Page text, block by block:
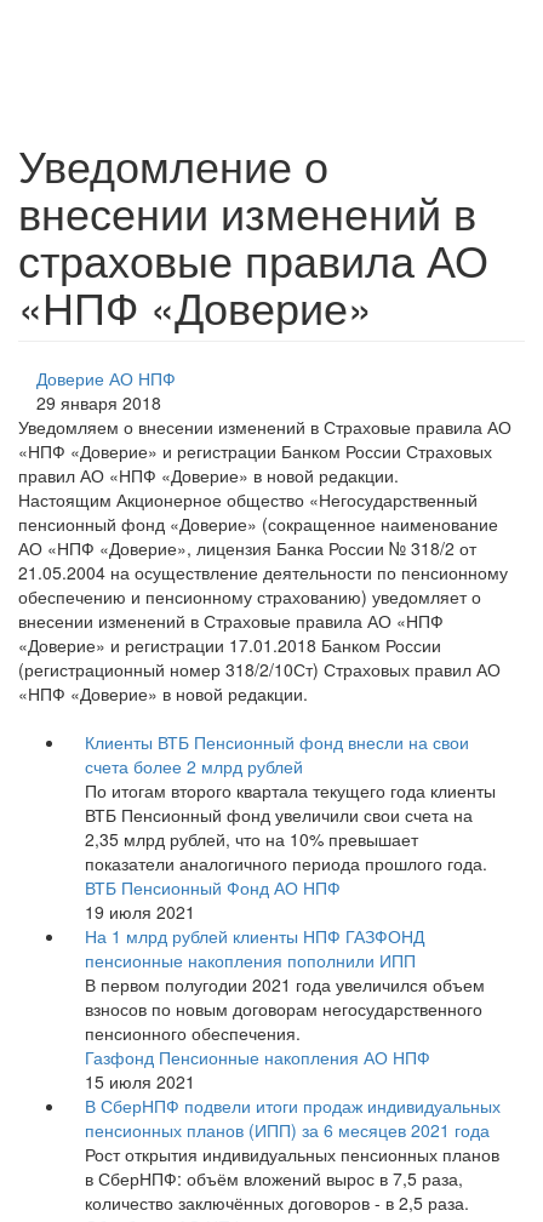
Уведомление о
внесении изменений в
страховые правила АО
«НПФ «Доверие»
Доверие АО НПФ
29 января 2018
Уведомляем о внесении изменений в Страховые правила АО
«НПФ «Доверие» и регистрации Банком России Страховых
правил АО «НПФ «Доверие» в новой редакции.
Настоящим Акционерное общество «Негосударственный
пенсионный фонд «Доверие» (сокращенное наименование
АО «НПФ «Доверие», лицензия Банка России № 318/2 от
21.05.2004 на осуществление деятельности по пенсионному
обеспечению и пенсионному страхованию) уведомляет о
внесении изменений в Страховые правила АО «НПФ
«Доверие» и регистрации 17.01.2018 Банком России
(регистрационный номер 318/2/10Ст) Страховых правил АО
«НПФ «Доверие» в новой редакции.
Клиенты ВТБ Пенсионный фонд внесли на свои
счета более 2 млрд рублей
По итогам второго квартала текущего года клиенты
ВТБ Пенсионный фонд увеличили свои счета на
2,35 млрд рублей, что на 10% превышает
показатели аналогичного периода прошлого года.
ВТБ Пенсионный Фонд АО НПФ
19 июля 2021
На 1 млрд рублей клиенты НПФ ГАЗФОНД
пенсионные накопления пополнили ИПП
В первом полугодии 2021 года увеличился объем
взносов по новым договорам негосударственного
пенсионного обеспечения.
Газфонд Пенсионные накопления АО НПФ
15 июля 2021
В СберНПФ подвели итоги продаж индивидуальных
пенсионных планов (ИПП) за 6 месяцев 2021 года
Рост открытия индивидуальных пенсионных планов
в СберНПФ: объём вложений вырос в 7,5 раза,
количество заключённых договоров - в 2,5 раза.